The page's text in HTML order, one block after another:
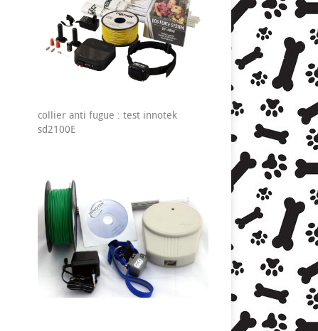
collier anti fugue : test innotek
sd2100E